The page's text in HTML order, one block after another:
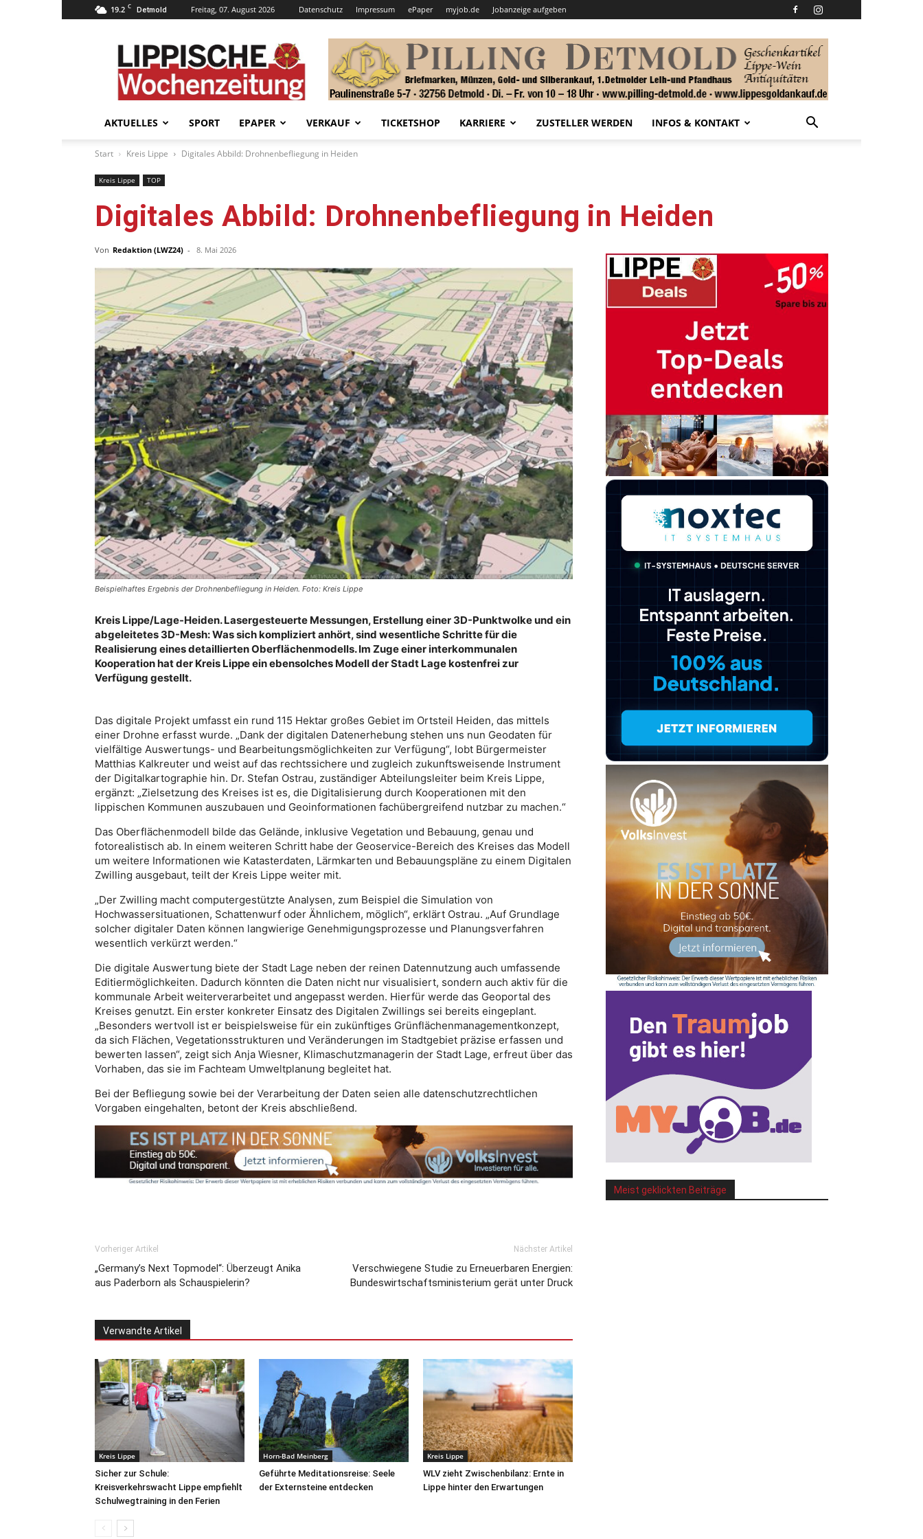
19.2 C Detmold Freitag, 07. August 2026 Datenschutz Impressum ePaper myjob.de Jobanzeige aufgeben
Lippische
Wochenzeitung
–
LWZ24.de
AKTUELLES SPORT EPAPER VERKAUF TICKETSHOP KARRIERE ZUSTELLER WERDEN INFOS & KONTAKT
Start Kreis Lippe Digitales Abbild: Drohnenbefliegung in Heiden
Kreis Lippe TOP
Digitales Abbild: Drohnenbefliegung in Heiden
Von Redaktion (LWZ24) - 8. Mai 2026
Beispielhaftes Ergebnis der Drohnenbefliegung in Heiden. Foto: Kreis Lippe
Kreis Lippe/Lage-Heiden. Lasergesteuerte Messungen, Erstellung einer 3D-Punktwolke und ein
abgeleitetes 3D-Mesh: Was sich kompliziert anhört, sind wesentliche Schritte für die
Realisierung eines detaillierten Oberflächenmodells. Im Zuge einer interkommunalen
Kooperation hat der Kreis Lippe ein ebensolches Modell der Stadt Lage kostenfrei zur
Verfügung gestellt.
Das digitale Projekt umfasst ein rund 115 Hektar großes Gebiet im Ortsteil Heiden, das mittels
einer Drohne erfasst wurde. „Dank der digitalen Datenerhebung stehen uns nun Geodaten für
vielfältige Auswertungs- und Bearbeitungsmöglichkeiten zur Verfügung“, lobt Bürgermeister
Matthias Kalkreuter und weist auf das rechtssichere und zugleich zukunftsweisende Instrument
der Digitalkartographie hin. Dr. Stefan Ostrau, zuständiger Abteilungsleiter beim Kreis Lippe,
ergänzt: „Zielsetzung des Kreises ist es, die Digitalisierung durch Kooperationen mit den
lippischen Kommunen auszubauen und Geoinformationen fachübergreifend nutzbar zu machen.“
Das Oberflächenmodell bilde das Gelände, inklusive Vegetation und Bebauung, genau und
fotorealistisch ab. In einem weiteren Schritt habe der Geoservice-Bereich des Kreises das Modell
um weitere Informationen wie Katasterdaten, Lärmkarten und Bebauungspläne zu einem Digitalen
Zwilling ausgebaut, teilt der Kreis Lippe weiter mit.
„Der Zwilling macht computergestützte Analysen, zum Beispiel die Simulation von
Hochwassersituationen, Schattenwurf oder Ähnlichem, möglich“, erklärt Ostrau. „Auf Grundlage
solcher digitaler Daten können langwierige Genehmigungsprozesse und Planungsverfahren
wesentlich verkürzt werden.“
Die digitale Auswertung biete der Stadt Lage neben der reinen Datennutzung auch umfassende
Editiermöglichkeiten. Dadurch könnten die Daten nicht nur visualisiert, sondern auch aktiv für die
kommunale Arbeit weiterverarbeitet und angepasst werden. Hierfür werde das Geoportal des
Kreises genutzt. Ein erster konkreter Einsatz des Digitalen Zwillings sei bereits eingeplant.
„Besonders wertvoll ist er beispielsweise für ein zukünftiges Grünflächenmanagementkonzept,
da sich Flächen, Vegetationsstrukturen und Veränderungen im Stadtgebiet präzise erfassen und
bewerten lassen“, zeigt sich Anja Wiesner, Klimaschutzmanagerin der Stadt Lage, erfreut über das
Vorhaben, das sie im Fachteam Umweltplanung begleitet hat.
Bei der Befliegung sowie bei der Verarbeitung der Daten seien alle datenschutzrechtlichen
Vorgaben eingehalten, betont der Kreis abschließend.
Vorheriger Artikel
„Germany’s Next Topmodel“: Überzeugt Anika
aus Paderborn als Schauspielerin?
Nächster Artikel
Verschwiegene Studie zu Erneuerbaren Energien:
Bundeswirtschaftsministerium gerät unter Druck
Verwandte Artikel
Kreis Lippe
Sicher zur Schule:
Kreisverkehrswacht Lippe empfiehlt
Schulwegtraining in den Ferien
Horn-Bad Meinberg
Geführte Meditationsreise: Seele
der Externsteine entdecken
Kreis Lippe
WLV zieht Zwischenbilanz: Ernte in
Lippe hinter den Erwartungen
Meist geklickten Beiträge